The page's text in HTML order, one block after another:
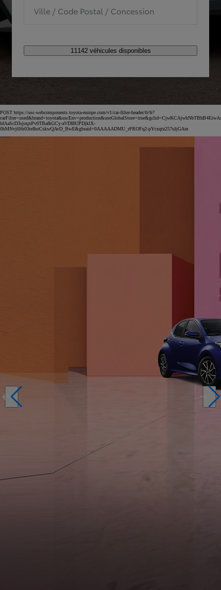
Ville / Code Postal / Concession
11142 véhicules disponibles
POST https://usc-webcomponents.toyota-europe.com/v1/car-filter-header/fr/fr?
ldAaScD3sjoqxPv0TBafkGCy-aVDI8UPDjklX-
0hMNvj6Hr03teIhoCskwQAvD_BwE&gbraid=0AAAAADMU_rPROFq2-pYcxqtz257uljGAm